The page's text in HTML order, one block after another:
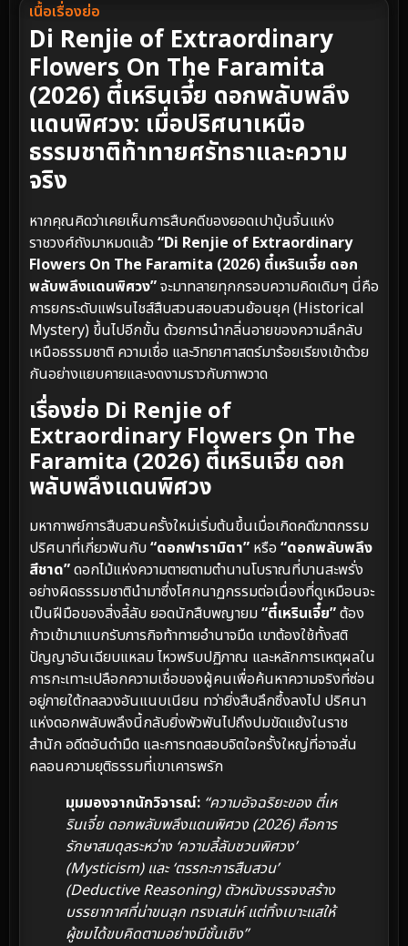
เนื้อเรื่องย่อ
Di Renjie of Extraordinary
Flowers On The Faramita
(2026) ตี๋เหรินเจี๋ย ดอกพลับพลึง
แดนพิศวง: เมื่อปริศนาเหนือ
ธรรมชาติท้าทายศรัทธาและความ
จริง
หากคุณคิดว่าเคยเห็นการสืบคดีของยอดเปาบุ้นจิ้นแห่ง
ราชวงศ์ถังมาหมดแล้ว “Di Renjie of Extraordinary
Flowers On The Faramita (2026) ตี๋เหรินเจี๋ย ดอก
พลับพลึงแดนพิศวง”จะมาทลายทุกกรอบความคิดเดิมๆ นี่คือ
การยกระดับแฟรนไชส์สืบสวนสอบสวนย้อนยุค (Historical
Mystery) ขึ้นไปอีกขั้น ด้วยการนำกลิ่นอายของความลึกลับ
เหนือธรรมชาติ ความเชื่อ และวิทยาศาสตร์มาร้อยเรียงเข้าด้วย
กันอย่างแยบคายและงดงามราวกับภาพวาด
เรื่องย่อ Di Renjie of
Extraordinary Flowers On The
Faramita (2026) ตี๋เหรินเจี๋ย ดอก
พลับพลึงแดนพิศวง
มหากาพย์การสืบสวนครั้งใหม่เริ่มต้นขึ้นเมื่อเกิดคดีฆาตกรรม
ปริศนาที่เกี่ยวพันกับ“ดอกฟารามิตา” หรือ “ดอกพลับพลึง
สีชาด”ดอกไม้แห่งความตายตามตำนานโบราณที่บานสะพรั่ง
อย่างผิดธรรมชาตินำมาซึ่งโศกนาฏกรรมต่อเนื่องที่ดูเหมือนจะ
เป็นฝีมือของสิ่งลี้ลับ ยอดนักสืบพญายม“ตี๋เหรินเจี๋ย”ต้อง
ก้าวเข้ามาแบกรับภารกิจท้าทายอำนาจมืด เขาต้องใช้ทั้งสติ
ปัญญาอันเฉียบแหลม ไหวพริบปฏิภาณ และหลักการเหตุผลใน
การกะเทาะเปลือกความเชื่อของผู้คนเพื่อค้นหาความจริงที่ซ่อน
อยู่ภายใต้กลลวงอันแนบเนียน ทว่ายิ่งสืบลึกซึ้งลงไป ปริศนา
แห่งดอกพลับพลึงนี้กลับยิ่งพัวพันไปถึงปมขัดแย้งในราช
สำนัก อดีตอันดำมืด และการทดสอบจิตใจครั้งใหญ่ที่อาจสั่น
คลอนความยุติธรรมที่เขาเคารพรัก
มุมมองจากนักวิจารณ์: “ความอัจฉริยะของ ตี๋เห
รินเจี๋ย ดอกพลับพลึงแดนพิศวง (2026) คือการ
รักษาสมดุลระหว่าง ‘ความลี้ลับชวนพิศวง’
(Mysticism) และ ‘ตรรกะการสืบสวน’
(Deductive Reasoning) ตัวหนังบรรจงสร้าง
บรรยากาศที่น่าขนลุก ทรงเสน่ห์ แต่ทิ้งเบาะแสให้
ผู้ชมได้ขบคิดตามอย่างมีชั้นเชิง”